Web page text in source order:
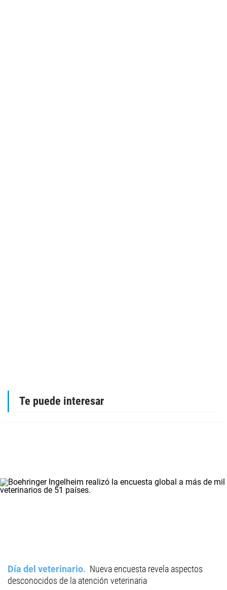
Te puede interesar
Día del veterinario
Nueva encuesta revela aspectos
desconocidos de la atención veterinaria